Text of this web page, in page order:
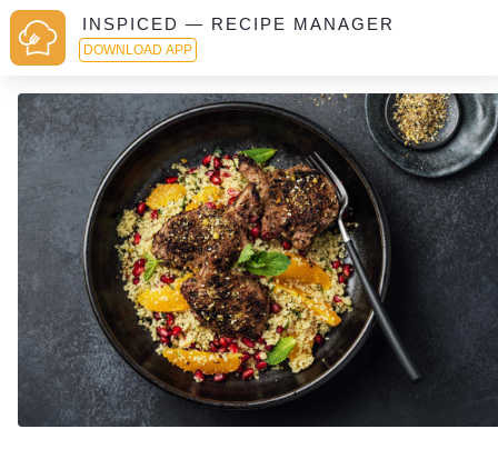
INSPICED — RECIPE MANAGER
DOWNLOAD APP